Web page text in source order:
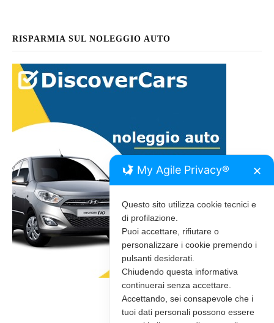
RISPARMIA SUL NOLEGGIO AUTO
My Agile Privacy® ✕
Questo sito utilizza cookie tecnici e
di profilazione.
Puoi accettare, rifiutare o
personalizzare i cookie premendo i
pulsanti desiderati.
Chiudendo questa informativa
continuerai senza accettare.
Accettando, sei consapevole che i
tuoi dati personali possono essere